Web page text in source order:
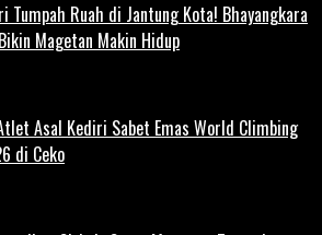
Tumpah Ruah di Jantung Kota! Bhayangkara
Magetan Makin Hidup
Asal Kediri Sabet Emas World Climbing
di Ceko